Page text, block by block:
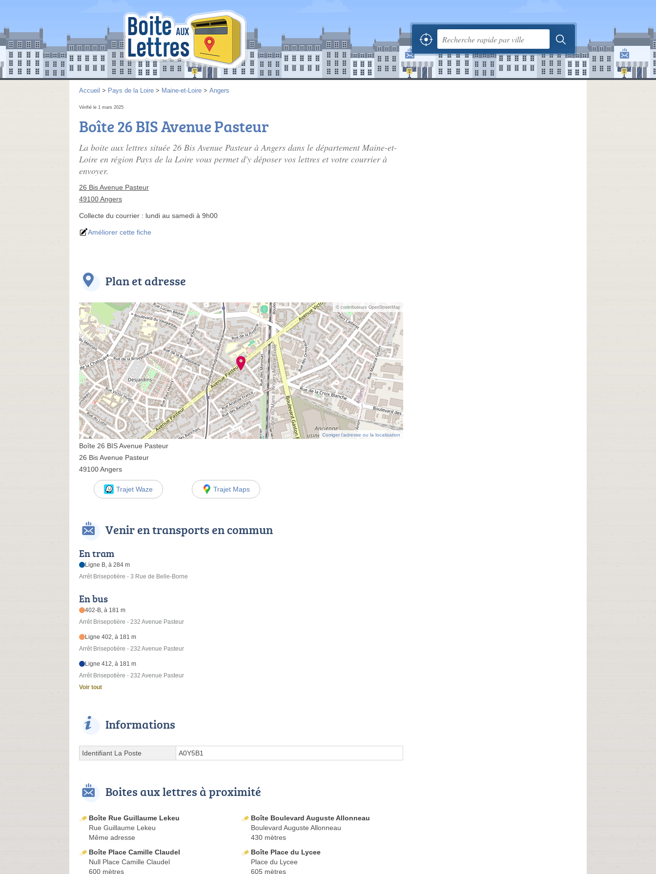
Accueil > Pays de la Loire > Maine-et-Loire > Angers
Vérifié le 1 mars 2025
Boîte 26 BIS Avenue Pasteur
La boite aux lettres située 26 Bis Avenue Pasteur à Angers dans le département Maine-et-
Loire en région Pays de la Loire vous permet d'y déposer vos lettres et votre courrier à
envoyer.
26 Bis Avenue Pasteur
49100 Angers
Collecte du courrier : lundi au samedi à 9h00
Améliorer cette fiche
Plan et adresse
© contributeurs OpenStreetMap
Corriger l’adresse ou la localisation
Boîte 26 BIS Avenue Pasteur
26 Bis Avenue Pasteur
49100 Angers
Trajet Waze Trajet Maps
Venir en transports en commun
En tram
Ligne B, à 284 m
Arrêt Brisepotière - 3 Rue de Belle-Borne
En bus
402-B, à 181 m
Arrêt Brisepotière - 232 Avenue Pasteur
Ligne 402, à 181 m
Arrêt Brisepotière - 232 Avenue Pasteur
Ligne 412, à 181 m
Arrêt Brisepotière - 232 Avenue Pasteur
Voir tout
Informations
Identifiant La Poste A0Y5B1
Boites aux lettres à proximité
Boîte Rue Guillaume Lekeu
Rue Guillaume Lekeu
Même adresse
Boîte Boulevard Auguste Allonneau
Boulevard Auguste Allonneau
430 mètres
Boîte Place Camille Claudel
Null Place Camille Claudel
600 mètres
Boîte Place du Lycee
Place du Lycee
605 mètres